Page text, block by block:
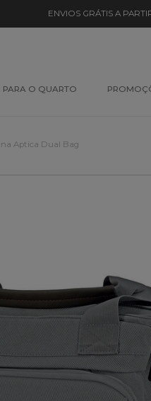
ENVIOS GRÁTIS A
PARA O QUARTO
Aptica Dual Bag